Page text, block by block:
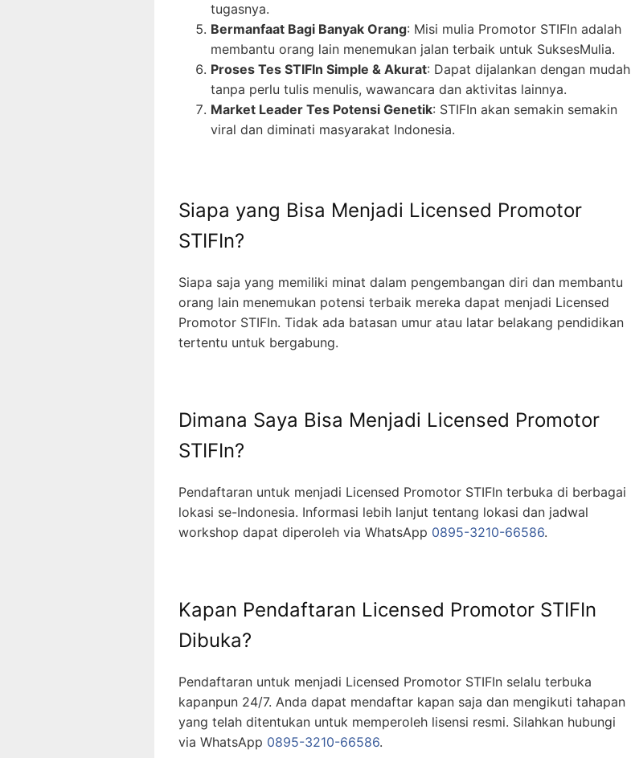
tugasnya.
Bermanfaat Bagi Banyak Orang: Misi mulia Promotor STIFIn adalah
membantu orang lain menemukan jalan terbaik untuk SuksesMulia.
Proses Tes STIFIn Simple & Akurat: Dapat dijalankan dengan mudah
tanpa perlu tulis menulis, wawancara dan aktivitas lainnya.
Market Leader Tes Potensi Genetik: STIFIn akan semakin semakin
viral dan diminati masyarakat Indonesia.
Siapa yang Bisa Menjadi Licensed Promotor
STIFIn?
Siapa saja yang memiliki minat dalam pengembangan diri dan membantu
orang lain menemukan potensi terbaik mereka dapat menjadi Licensed
Promotor STIFIn. Tidak ada batasan umur atau latar belakang pendidikan
tertentu untuk bergabung.
Dimana Saya Bisa Menjadi Licensed Promotor
STIFIn?
Pendaftaran untuk menjadi Licensed Promotor STIFIn terbuka di berbagai
lokasi se-Indonesia. Informasi lebih lanjut tentang lokasi dan jadwal
workshop dapat diperoleh via WhatsApp 0895-3210-66586.
Kapan Pendaftaran Licensed Promotor STIFIn
Dibuka?
Pendaftaran untuk menjadi Licensed Promotor STIFIn selalu terbuka
kapanpun 24/7. Anda dapat mendaftar kapan saja dan mengikuti tahapan
yang telah ditentukan untuk memperoleh lisensi resmi. Silahkan hubungi
via WhatsApp 0895-3210-66586.